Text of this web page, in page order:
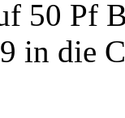
50 Pf
in die